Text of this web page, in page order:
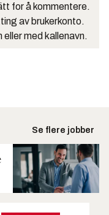
for å kommentere.
av brukerkonto.
eller med kallenavn.
Se flere jobber